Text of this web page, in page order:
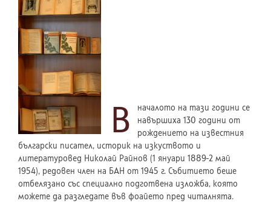
В
началото на тази години се
навършиха 130 години от
рождението на известния
български писател, историк на изкуството и
литературовед Николай Райнов (1 януари 1889-2 май
1954), редовен член на БАН от 1945 г. Събитието беше
отбелязано със специално подготвена изложба, която
можете да разгледате във фоайето пред читалнята.